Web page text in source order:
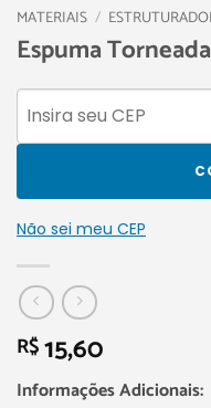
MATERIAIS /
Espuma
Não sei meu CEP
R$15,60
Informações Adicionais: